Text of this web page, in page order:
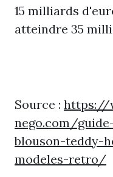
15 milliards
atteindre 35
Source : https://
nego.com/
blouson-teddy-
modeles-retro/